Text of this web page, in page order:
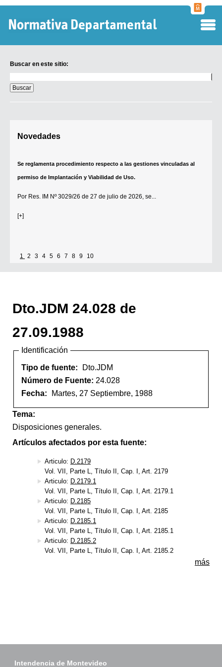
Buscar en este sitio:
en
este
sitio:
Novedades
Se reglamenta procedimiento respecto a las gestiones vinculadas al
permiso de Implantación y Viabilidad de Uso.
Por Res. IM Nº 3029/26 de 27 de julio de 2026, se...
[+]
1 2 3 4 5 6 7 8 9 10
Dto.JDM 24.028 de
27.09.1988
Identificación
Tipo de fuente:
Dto.JDM
Número de Fuente: 24.028
Fecha:
Martes, 27 Septiembre, 1988
Tema:
Disposiciones generales.
Artículos afectados por esta fuente:
Articulo: D.2179
Vol. VII, Parte L, Título II, Cap. I, Art. 2179
Articulo: D.2179.1
Vol. VII, Parte L, Título II, Cap. I, Art. 2179.1
Articulo: D.2185
Vol. VII, Parte L, Título II, Cap. I, Art. 2185
Articulo: D.2185.1
Vol. VII, Parte L, Título II, Cap. I, Art. 2185.1
Articulo: D.2185.2
Vol. VII, Parte L, Título II, Cap. I, Art. 2185.2
más
Intendencia de Montevideo